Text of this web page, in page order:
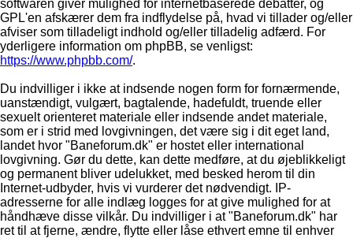
softwaren giver mulighed for internetbaserede debatter, og
GPL'en afskærer dem fra indflydelse på, hvad vi tillader og/eller
afviser som tilladeligt indhold og/eller tilladelig adfærd. For
yderligere information om phpBB, se venligst:
https://www.phpbb.com/.
Du indvilliger i ikke at indsende nogen form for fornærmende,
uanstændigt, vulgært, bagtalende, hadefuldt, truende eller
sexuelt orienteret materiale eller indsende andet materiale,
som er i strid med lovgivningen, det være sig i dit eget land,
landet hvor "Baneforum.dk" er hostet eller international
lovgivning. Gør du dette, kan dette medføre, at du øjeblikkeligt
og permanent bliver udelukket, med besked herom til din
Internet-udbyder, hvis vi vurderer det nødvendigt. IP-
adresserne for alle indlæg logges for at give mulighed for at
håndhæve disse vilkår. Du indvilliger i at "Baneforum.dk" har
ret til at fjerne, ændre, flytte eller låse ethvert emne til enhver